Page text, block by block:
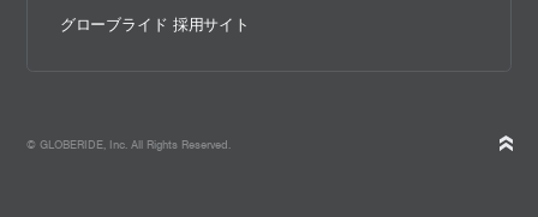
グローブライド 採用サイト
© GLOBERIDE, Inc. All Rights Reserved.